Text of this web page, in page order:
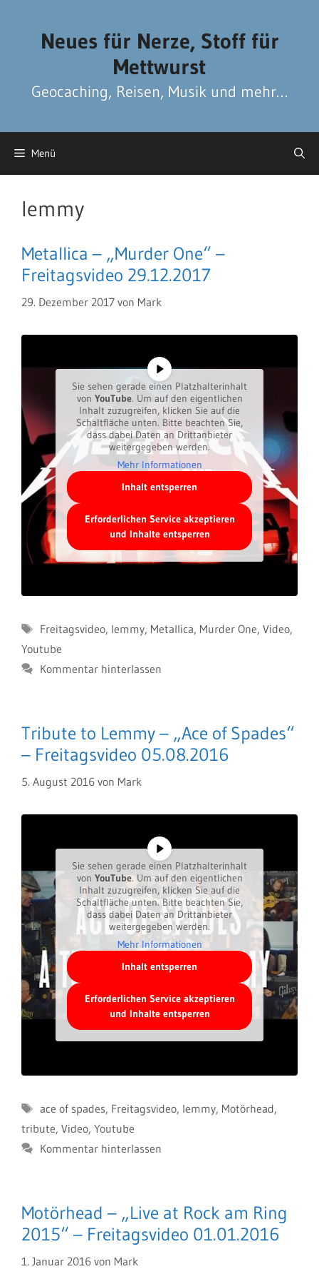
Neues für Nerze, Stoff für
Mettwurst
Geocaching, Reisen, Musik und mehr…
Menü
lemmy
Metallica – „Murder One“ –
Freitagsvideo 29.12.2017
29. Dezember 2017 von Mark
Sie sehen gerade einen Platzhalterinhalt
von YouTube. Um auf den eigentlichen
Inhalt zuzugreifen, klicken Sie auf die
Schaltfläche unten. Bitte beachten Sie,
dass dabei Daten an Drittanbieter
weitergegeben werden.
Mehr Informationen
Inhalt entsperren
Erforderlichen Service akzeptieren
und Inhalte entsperren
Schlagwörter
Freitagsvideo, lemmy, Metallica, Murder One, Video,
Youtube
Kommentar hinterlassen
Tribute to Lemmy – „Ace of Spades“
– Freitagsvideo 05.08.2016
5. August 2016 von Mark
Sie sehen gerade einen Platzhalterinhalt
von YouTube. Um auf den eigentlichen
Inhalt zuzugreifen, klicken Sie auf die
Schaltfläche unten. Bitte beachten Sie,
dass dabei Daten an Drittanbieter
weitergegeben werden.
Mehr Informationen
Inhalt entsperren
Erforderlichen Service akzeptieren
und Inhalte entsperren
Schlagwörter
ace of spades, Freitagsvideo, lemmy, Motörhead,
tribute, Video, Youtube
Kommentar hinterlassen
Motörhead – „Live at Rock am Ring
2015“ – Freitagsvideo 01.01.2016
1. Januar 2016 von Mark